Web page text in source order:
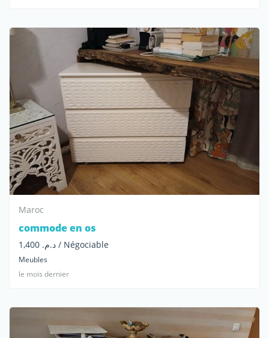
Maroc
commode en os
د.م. 1,400 / Négociable
Meubles
le mois dernier